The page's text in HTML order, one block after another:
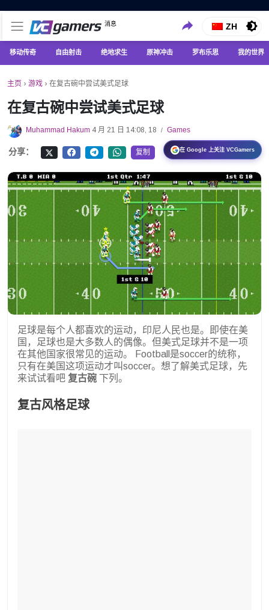
VC游戏新闻
消息
仅在 VCGamers 获取最新的游戏新闻
ZH
移动传奇 自由射击 绝地求生 原神冲击 罗布乐思 我的世界
主页 › 游戏 › 在复古碗中尝试美式足球
在复古碗中尝试美式足球
Muhammad Hakum 4 月 21 日 14:08, 18 / Games
在 Google 上关注 VCGamers
分享： 复制
足球是每个人都喜欢的运动，印尼人民也是。即使在美
国，足球也是大多数人的偶像。但美式足球并不是一项
在其他国家很常见的运动。 Football是soccer的统称，
只有在美国这项运动才叫soccer。想了解美式足球，先
来试试看吧 复古碗 下列。
复古风格足球